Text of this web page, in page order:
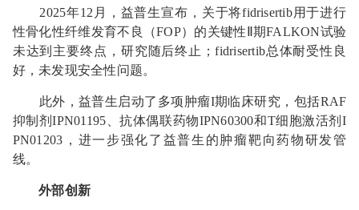
2025年12月，益普生宣布，关于将fidrisertib用于进行
性骨化性纤维发育不良（FOP）的关键性Ⅱ期FALKON试验
未达到主要终点，研究随后终止；fidrisertib总体耐受性良
好，未发现安全性问题。
此外，益普生启动了多项肿瘤I期临床研究，包括RAF
抑制剂IPN01195、抗体偶联药物IPN60300和T细胞激活剂I
PN01203，进一步强化了益普生的肿瘤靶向药物研发管
线。
外部创新